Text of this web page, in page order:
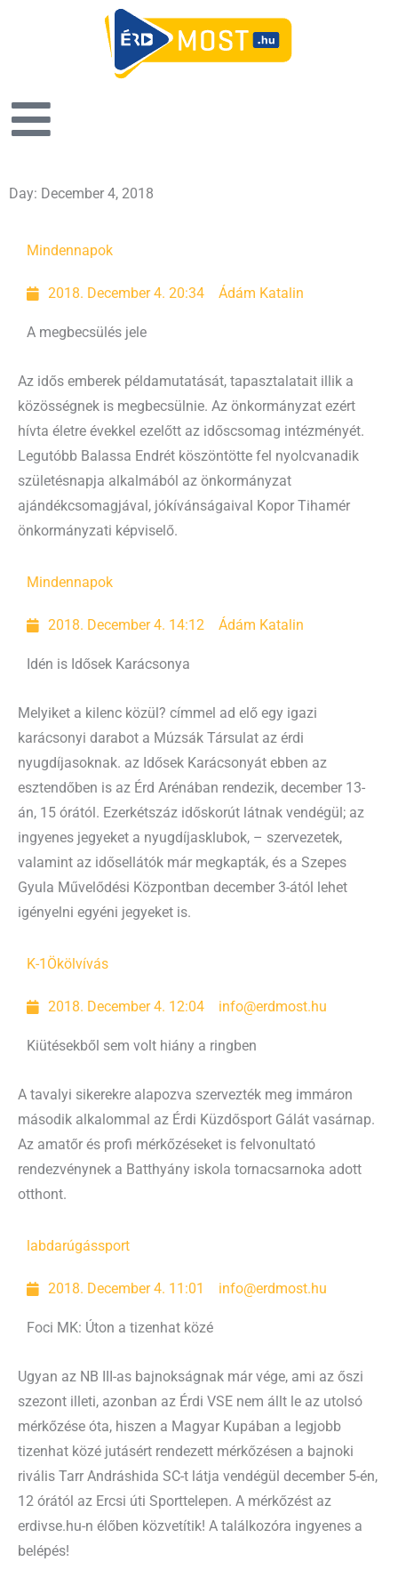
Day: December 4, 2018
Mindennapok
2018. December 4. 20:34 Ádám Katalin
A megbecsülés jele
Az idős emberek példamutatását, tapasztalatait illik a
közösségnek is megbecsülnie. Az önkormányzat ezért
hívta életre évekkel ezelőtt az időscsomag intézményét.
Legutóbb Balassa Endrét köszöntötte fel nyolcvanadik
születésnapja alkalmából az önkormányzat
ajándékcsomagjával, jókívánságaival Kopor Tihamér
önkormányzati képviselő.
Mindennapok
2018. December 4. 14:12 Ádám Katalin
Idén is Idősek Karácsonya
Melyiket a kilenc közül? címmel ad elő egy igazi
karácsonyi darabot a Múzsák Társulat az érdi
nyugdíjasoknak. az Idősek Karácsonyát ebben az
esztendőben is az Érd Arénában rendezik, december 13-
án, 15 órától. Ezerkétszáz időskorút látnak vendégül; az
ingyenes jegyeket a nyugdíjasklubok, – szervezetek,
valamint az idősellátók már megkapták, és a Szepes
Gyula Művelődési Központban december 3-ától lehet
igényelni egyéni jegyeket is.
K-1 Ökölvívás
2018. December 4. 12:04 info@erdmost.hu
Kiütésekből sem volt hiány a ringben
A tavalyi sikerekre alapozva szervezték meg immáron
második alkalommal az Érdi Küzdősport Gálát vasárnap.
Az amatőr és profi mérkőzéseket is felvonultató
rendezvénynek a Batthyány iskola tornacsarnoka adott
otthont.
labdarúgássport
2018. December 4. 11:01 info@erdmost.hu
Foci MK: Úton a tizenhat közé
Ugyan az NB III-as bajnokságnak már vége, ami az őszi
szezont illeti, azonban az Érdi VSE nem állt le az utolsó
mérkőzése óta, hiszen a Magyar Kupában a legjobb
tizenhat közé jutásért rendezett mérkőzésen a bajnoki
rivális Tarr Andráshida SC-t látja vendégül december 5-én,
12 órától az Ercsi úti Sporttelepen. A mérkőzést az
erdivse.hu-n élőben közvetítik! A találkozóra ingyenes a
belépés!